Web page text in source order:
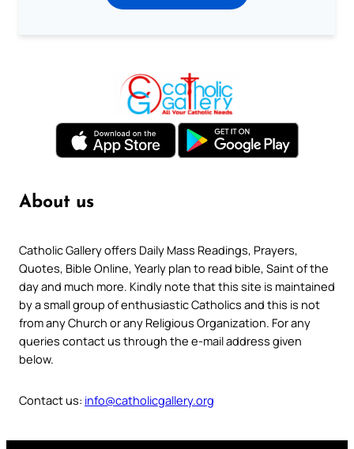
About us
Catholic Gallery offers Daily Mass Readings, Prayers,
Quotes, Bible Online, Yearly plan to read bible, Saint of the
day and much more. Kindly note that this site is maintained
by a small group of enthusiastic Catholics and this is not
from any Church or any Religious Organization. For any
queries contact us through the e-mail address given
below.
Contact us: info@catholicgallery.org